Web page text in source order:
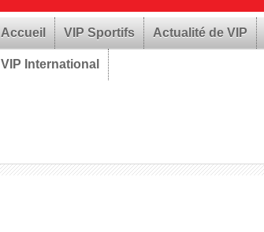
Accueil VIP Sportifs Actualité de VIP
VIP International